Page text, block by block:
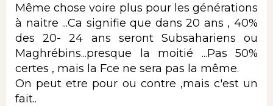
Même chose voire plus pour les générations
à naitre ...Ca signifie que dans 20 ans , 40%
des 20- 24 ans seront Subsahariens ou
Maghrébins...presque la moitié ...Pas 50%
certes , mais la Fce ne sera pas la même.
On peut etre pour ou contre ,mais c'est un
fait..